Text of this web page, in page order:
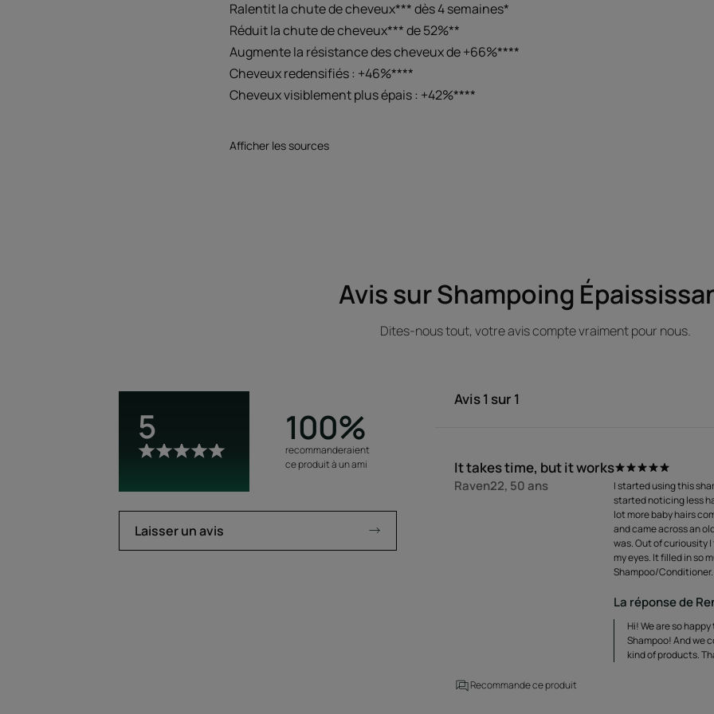
Ralentit la chute de cheveux*** dès 4 semaines*
Réduit la chute de cheveux*** de 52%**
Augmente la résistance des cheveux de +66%****
Cheveux redensifiés : +46%****
Cheveux visiblement plus épais : +42%****
Afficher les sources
Avis sur Shampoing
Dites-nous tout, votre avis compte vraiment pour nous.
5 100%
recommanderaient
ce produit à un ami
Laisser un avis
Avis1 sur 1
It takes time, but it works
Raven22, 50 ans
I started using this
started noticing less
lot more baby hairs
and came across an
was. Out of curiousity
my eyes. It filled in so
Shampoo/
La réponse de
Hi! We are so
Shampoo! And we
kind of products.
Recommande ce produit